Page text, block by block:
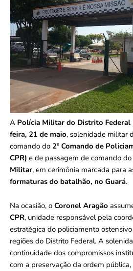
A Polícia Militar do Distrito Federal
feira, 21 de maio, solenidade militar
comando do 2º Comando de
CPR) e de passagem de comando do
Militar, em cerimônia marcada para
formaturas do batalhão, no Guará.
Na ocasião, o Coronel Aragão
CPR, unidade responsável pela
estratégica do policiamento
regiões do Distrito Federal. A
continuidade dos compromissos
com a preservação da ordem